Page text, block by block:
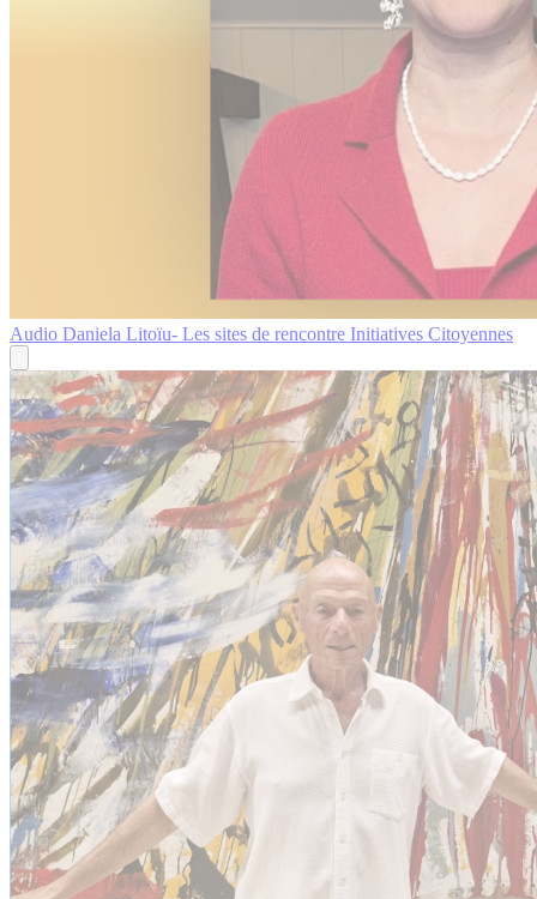
Audio Daniela Litoïu- Les sites de rencontre Initiatives Citoyennes